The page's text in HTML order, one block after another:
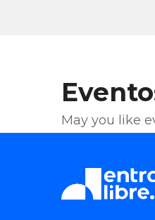
May you like